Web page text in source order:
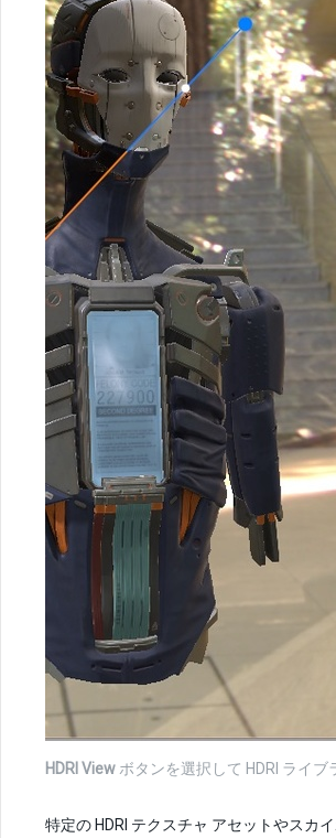
HDRI View ボタンを選択して HDRI ライブ
特定の HDRI テクスチャ アセットやスカ